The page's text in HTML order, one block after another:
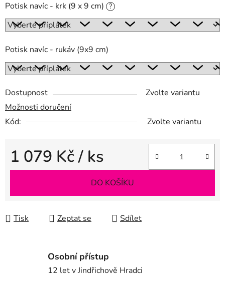
Potisk navíc - krk (9 x 9 cm) ?
Potisk navíc - rukáv (9x9 cm)
Dostupnost
Zvolte variantu
Možnosti doručení
Kód:
Zvolte variantu
1 079 Kč/ ks
Měrná cena:
DO KOŠÍKU
Tisk Zeptat se Sdílet
Osobní přístup
12 let v Jindřichově Hradci